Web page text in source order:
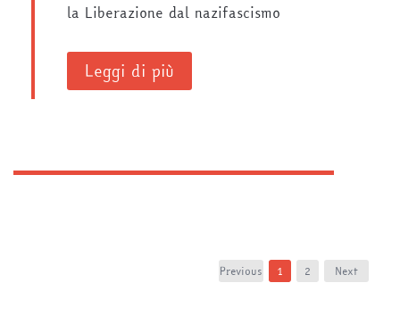
la Liberazione dal nazifascismo
Leggi di più
Previous 1 2 Next